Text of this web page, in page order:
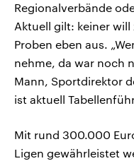
Regionalverbände
Aktuell gilt: keiner
Proben eben aus.
nehme, da war noch
Mann, Sportdirektor
ist aktuell
Mit rund 300.000
Ligen gewährleistet